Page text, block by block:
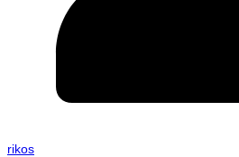
rikos